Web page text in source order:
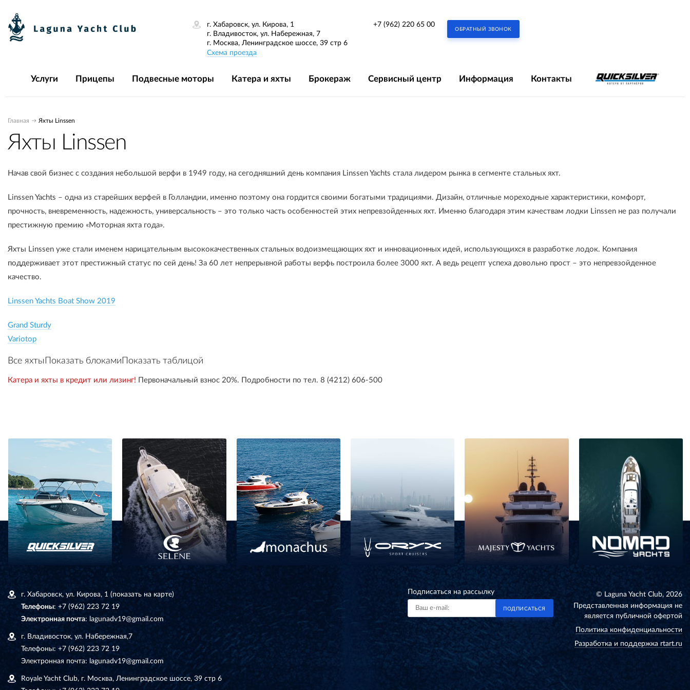
г. Хабаровск, ул. Кирова, 1
г. Владивосток, ул. Набережная, 7
г. Москва, Ленинградское шоссе, 39 стр 6
Схема проезда
+7 (962) 220 65 00
ОБРАТНЫЙ ЗВОНОК
Услуги Прицепы Подвесные моторы Катера и яхты Брокераж Сервисный центр Информация Контакты
Главная Яхты Linssen
Яхты Linssen
Начав свой бизнес с создания небольшой верфи в 1949 году, на сегодняшний день компания Linssen Yachts стала лидером рынка в сегменте стальных яхт.
Linssen Yachts – одна из старейших верфей в Голландии, именно поэтому она гордится своими богатыми традициями. Дизайн, отличные мореходные характеристики, комфорт,
прочность, вневременность, надежность, универсальность – это только часть особенностей этих непревзойденных яхт. Именно благодаря этим качествам лодки Linssen не раз получали
престижную премию «Моторная яхта года».
Яхты Linssen уже стали именем нарицательным высококачественных стальных водоизмещающих яхт и инновационных идей, использующихся в разработке лодок. Компания
поддерживает этот престижный статус по сей день! За 60 лет непрерывной работы верфь построила более 3000 яхт. А ведь рецепт успеха довольно прост – это непревзойденное
качество.
Linssen Yachts Boat Show 2019
Grand Sturdy
Variotop
Все яхты Показать блоками Показать таблицой
Катера и яхты в кредит или лизинг! Первоначальный взнос 20%. Подробности по тел. 8 (4212) 606-500
г. Хабаровск, ул. Кирова, 1 (показать на карте)
Телефоны: +7 (962) 223 72 19
Электронная почта: lagunadv19@gmail.com
г. Владивосток, ул. Набережная,7
Телефоны: +7 (962) 223 72 19
Электронная почта: lagunadv19@gmail.com
Royale Yacht Club, г. Москва, Ленинградское шоссе, 39 стр 6
Подписаться на рассылку
ПОДПИСАТЬСЯ
© Laguna Yacht Club, 2026
Представленная информация не
является публичной офертой
Политика конфиденциальности
Разработка и поддержка rtart.ru